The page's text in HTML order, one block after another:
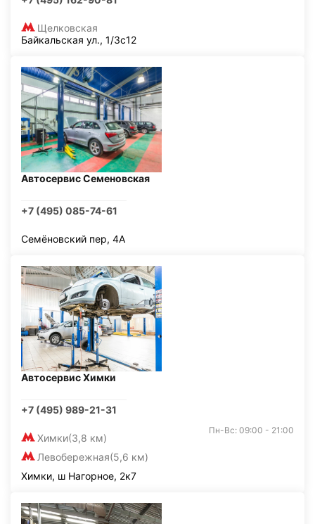
Щелковская
Байкальская ул., 1/3с12
Автосервис Семеновская
+7 (495) 085-74-61
Семёновский пер, 4А
Автосервис Химки
+7 (495) 989-21-31
Химки(3,8 км)
Левобережная(5,6 км)
Пн-Вс: 09:00 - 21:00
Химки, ш Нагорное, 2к7